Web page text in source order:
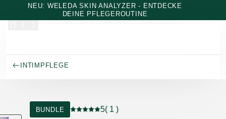
Zum Hauptinhalt wechseln
NEU: WELEDA SKIN ANALYZER - ENTDECKE
DEINE PFLEGEROUTINE
INTIMPFLEGE
BUNDLE
Aktuelle Bewertung: 5 von 5 Sternen
5( 1 )